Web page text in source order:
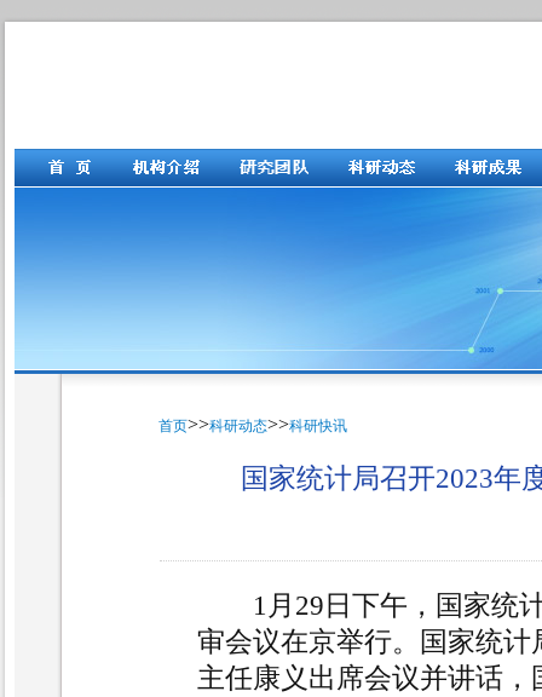
首页>>科研动态>>科研快讯
国家统计局召开2023年
1月29日下午，国家统
审会议在京举行。国家统
主任康义出席会议并讲话